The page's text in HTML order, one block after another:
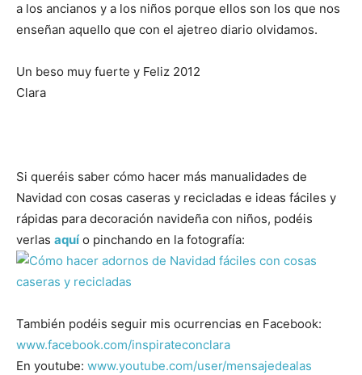
a los ancianos y a los niños porque ellos son los que nos
enseñan aquello que con el ajetreo diario olvidamos.
Un beso muy fuerte y Feliz 2012
Clara
Si queréis saber cómo hacer más manualidades de
Navidad con cosas caseras y recicladas e ideas fáciles y
rápidas para decoración navideña con niños, podéis
verlas aquío pinchando en la fotografía:
También podéis seguir mis ocurrencias en Facebook:
www.facebook.com/inspirateconclara
En youtube: www.youtube.com/user/mensajedealas